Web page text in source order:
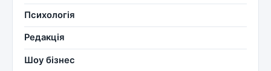
Психологія
Редакція
Шоу бізнес